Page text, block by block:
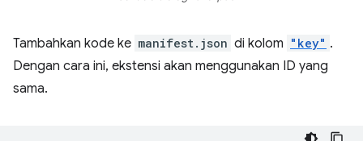
Tambahkan kode ke manifest.json di kolom "key" .
Dengan cara ini, ekstensi akan menggunakan ID yang
sama.